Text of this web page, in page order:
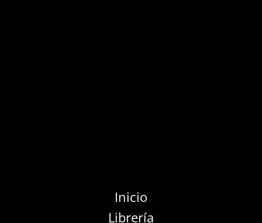
Inicio
Librería